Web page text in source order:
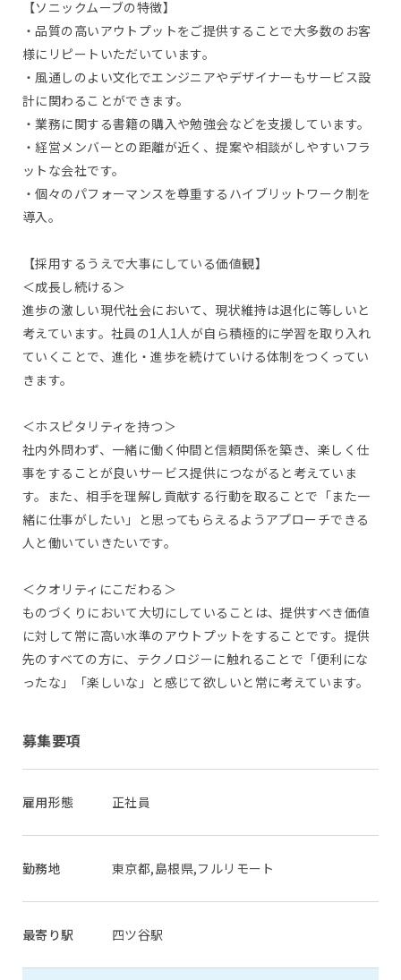
【ソニックムーブの特徴】
・品質の高いアウトプットをご提供することで大多数のお客
様にリピートいただいています。
・風通しのよい文化でエンジニアやデザイナーもサービス設
計に関わることができます。
・業務に関する書籍の購入や勉強会などを支援しています。
・経営メンバーとの距離が近く、提案や相談がしやすいフラ
ットな会社です。
・個々のパフォーマンスを尊重するハイブリットワーク制を
導入。
【採用するうえで大事にしている価値観】
＜成長し続ける＞
進歩の激しい現代社会において、現状維持は退化に等しいと
考えています。社員の1人1人が自ら積極的に学習を取り入れ
ていくことで、進化・進歩を続けていける体制をつくってい
きます。
＜ホスピタリティを持つ＞
社内外問わず、一緒に働く仲間と信頼関係を築き、楽しく仕
事をすることが良いサービス提供につながると考えていま
す。また、相手を理解し貢献する行動を取ることで「また一
緒に仕事がしたい」と思ってもらえるようアプローチできる
人と働いていきたいです。
＜クオリティにこだわる＞
ものづくりにおいて大切にしていることは、提供すべき価値
に対して常に高い水準のアウトプットをすることです。提供
先のすべての方に、テクノロジーに触れることで「便利にな
ったな」「楽しいな」と感じて欲しいと常に考えています。
募集要項
雇用形態 正社員
勤務地 東京都,島根県,フルリモート
最寄り駅 四ツ谷駅